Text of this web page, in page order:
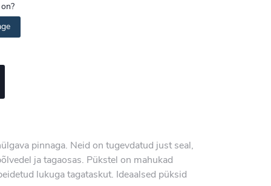
pinnaga. Neid on tugevdatud just seal,
ja tagaosas. Pükstel on mahukad
lukuga tagataskut. Ideaalsed püksid